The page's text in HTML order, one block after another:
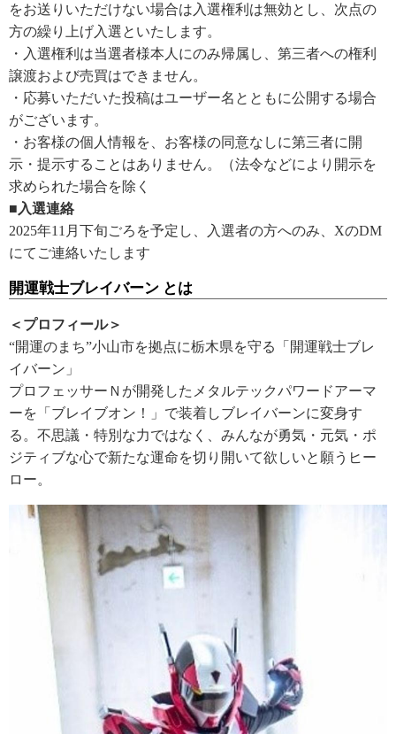
をお送りいただけない場合は入選権利は無効とし、次点の
方の繰り上げ入選といたします。
・入選権利は当選者様本人にのみ帰属し、第三者への権利
譲渡および売買はできません。
・応募いただいた投稿はユーザー名とともに公開する場合
がございます。
・お客様の個人情報を、お客様の同意なしに第三者に開
示・提示することはありません。（法令などにより開示を
求められた場合を除く
■入選連絡
2025年11月下旬ごろを予定し、入選者の方へのみ、XのDM
にてご連絡いたします
開運戦士ブレイバーン とは
＜プロフィール＞
“開運のまち”小山市を拠点に栃木県を守る「開運戦士ブレ
イバーン」
プロフェッサーＮが開発したメタルテックパワードアーマ
ーを「ブレイブオン！」で装着しブレイバーンに変身す
る。不思議・特別な力ではなく、みんなが勇気・元気・ポ
ジティブな心で新たな運命を切り開いて欲しいと願うヒー
ロー。